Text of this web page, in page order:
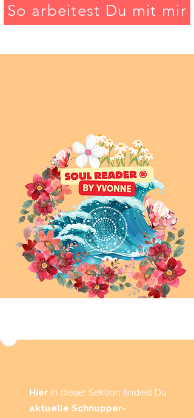
So arbeitest Du mit mir
Hier in dieser Sektion findest Du
aktuelle Schnupper-